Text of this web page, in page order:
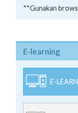
**Gunakan
E-learning
E-